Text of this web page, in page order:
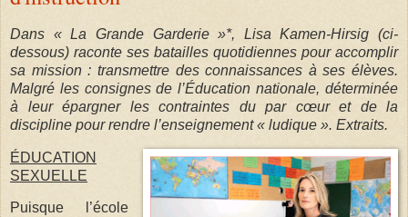
Dans « La Grande Garderie »*, Lisa Kamen-Hirsig (ci-
dessous) raconte ses batailles quotidiennes pour accomplir
sa mission : transmettre des connaissances à ses élèves.
Malgré les consignes de l’Éducation nationale, déterminée
à leur épargner les contraintes du par cœur et de la
discipline pour rendre l’enseignement « ludique ». Extraits.
ÉDUCATION
SEXUELLE
Puisque l’école